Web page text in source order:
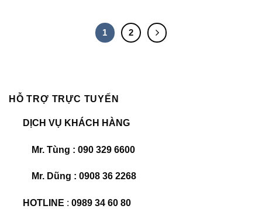
1 2
HỖ TRỢ TRỰC TUYẾN
DỊCH VỤ KHÁCH HÀNG
Mr. Tùng : 090 329 6600
Mr. Dũng : 0908 36 2268
HOTLINE : 0989 34 60 80